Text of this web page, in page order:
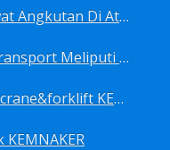
Sertifikasi Operator Pesawat Angkutan Di Atas Landasan Dan Di Atas Permukaan Meliputi Antara Lain Operator: Dump Truk KEMNAKER
Sertifikasi Operator Pita Transport Meliputi Operator Eskalator KEMNAKER
Sertifikasi Pembuatan SIO crane&forklift KEMNAKER